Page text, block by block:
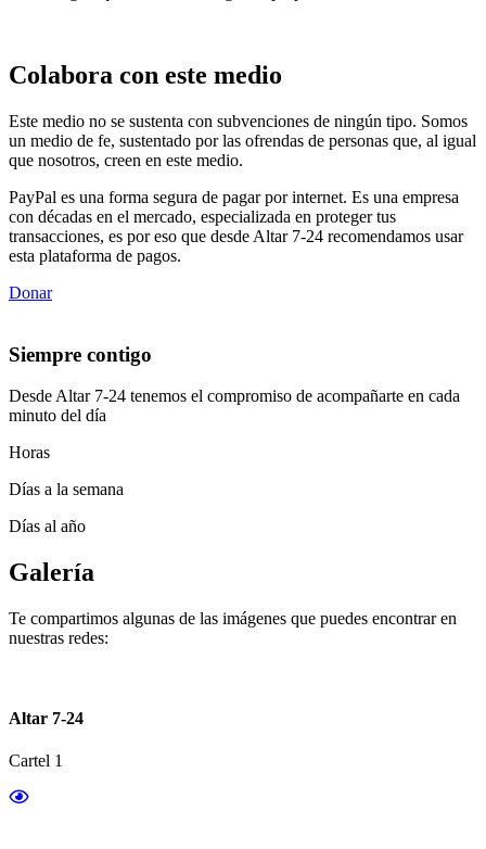
Colabora con este medio
Este medio no se sustenta con subvenciones de ningún tipo. Somos
un medio de fe, sustentado por las ofrendas de personas que, al igual
que nosotros, creen en este medio.
PayPal es una forma segura de pagar por internet. Es una empresa
con décadas en el mercado, especializada en proteger tus
transacciones, es por eso que desde Altar 7-24 recomendamos usar
esta plataforma de pagos.
Donar
Siempre contigo
Desde Altar 7-24 tenemos el compromiso de acompañarte en cada
minuto del día
Horas
Días a la semana
Días al año
Galería
Te compartimos algunas de las imágenes que puedes encontrar en
nuestras redes:
Altar 7-24
Cartel 1